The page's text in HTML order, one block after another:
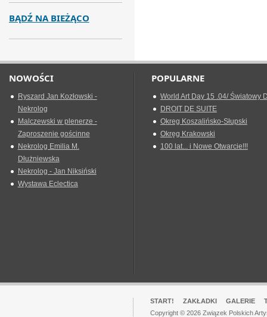
BĄDŹ NA BIEŻĄCO
NOWOŚCI
Ryszard Jan Kozłowski -
Nekrolog
Malczewski w plenerze -
Zaproszenie gościnne
Nekrolog Emilia M.
Dłużniewska
Nekrolog - Jan Niksiński
Wystawa Eclectica
POPULARNE
World Art Day 15 .04/ Światowy
DROIT DE SUITE
Okreg Koszalińsko-Słupski
Okręg Krakowski
100 lat... i Nowe Otwarcie!!!
START! ZAKŁADKI GALERIE
Copyright © 2026 Związek Polskich